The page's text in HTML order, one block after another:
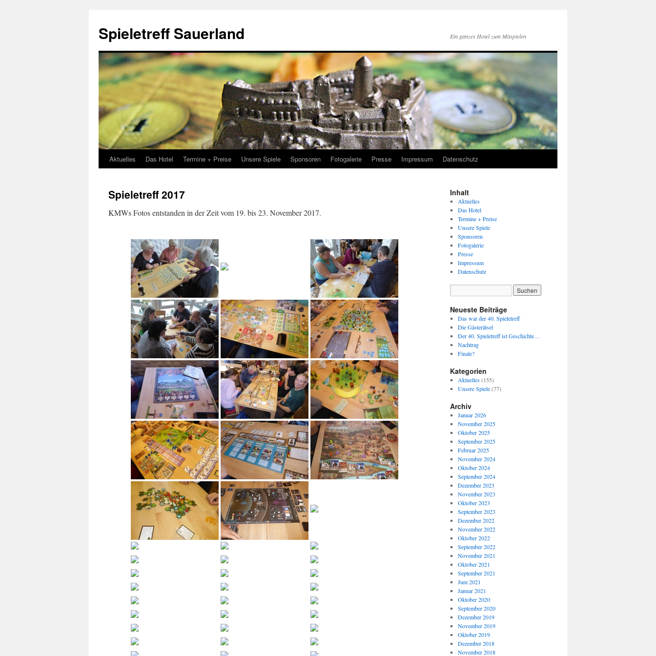
Spieletreff Sauerland Ein ganzes Hotel zum Mitspielen
Zum
springen
Aktuelles Das Hotel Termine + Preise Unsere Spiele Sponsoren Fotogalerie Presse Impressum Datenschutz
Spieletreff 2017
KMWs Fotos entstanden in der Zeit vom 19. bis 23. November 2017.
Inhalt
Aktuelles
Das Hotel
Termine + Preise
Unsere Spiele
Sponsoren
Fotogalerie
Presse
Impressum
Datenschutz
Neueste Beiträge
Das war der 40. Spieletreff
Die Gästerätsel
Der 40. Spieletreff ist Geschichte…
Nachtrag
Finale?
Kategorien
Aktuelles(155)
Unsere Spiele(77)
Archiv
Januar 2026
November 2025
Oktober 2025
September 2025
Februar 2025
November 2024
Oktober 2024
September 2024
Dezember 2023
November 2023
Oktober 2023
September 2023
Dezember 2022
November 2022
Oktober 2022
September 2022
November 2021
Oktober 2021
September 2021
Juni 2021
Januar 2021
Oktober 2020
September 2020
Dezember 2019
November 2019
Oktober 2019
Dezember 2018
November 2018